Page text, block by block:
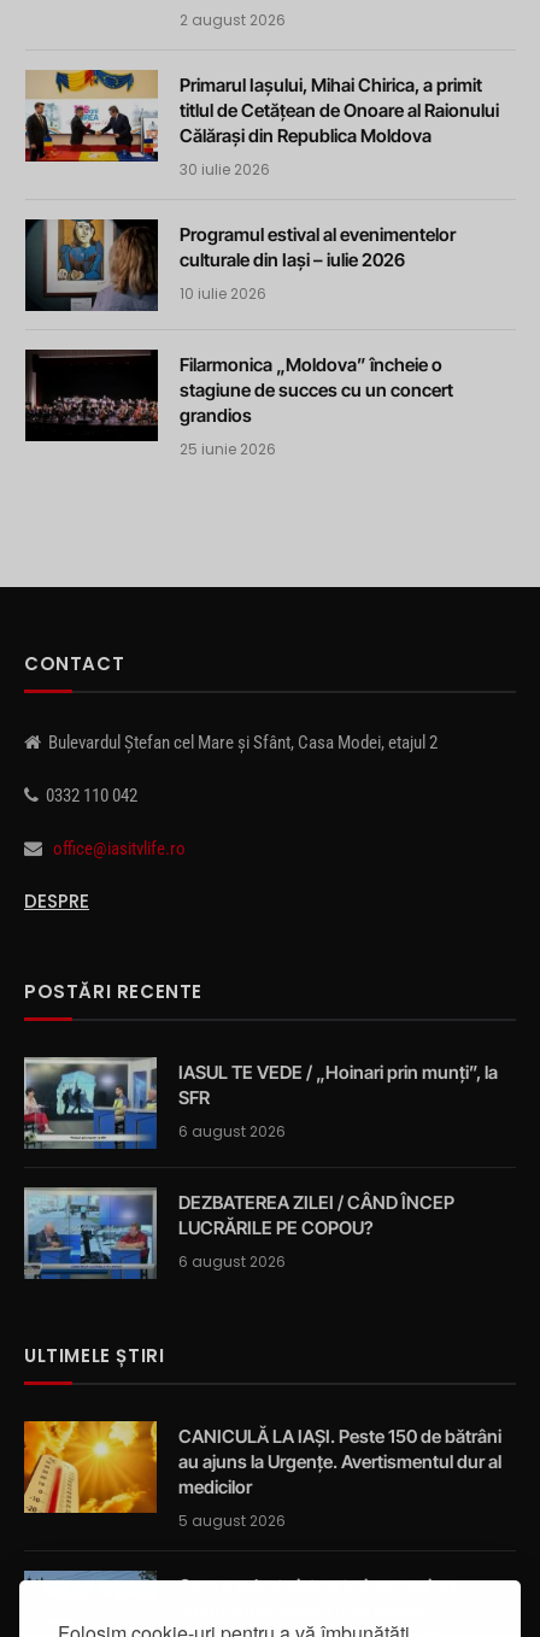
2 august 2026
Primarul Iașului, Mihai Chirica, a primit
titlul de Cetățean de Onoare al Raionului
Călărași din Republica Moldova
30 iulie 2026
Programul estival al evenimentelor
culturale din Iași – iulie 2026
10 iulie 2026
Filarmonica „Moldova” încheie o
stagiune de succes cu un concert
grandios
25 iunie 2026
CONTACT
Bulevardul Ștefan cel Mare și Sfânt, Casa Modei, etajul 2
0332 110 042
office@iasitvlife.ro
DESPRE
POSTĂRI RECENTE
IASUL TE VEDE / „Hoinari prin munți”, la
SFR
6 august 2026
DEZBATEREA ZILEI / CÂND ÎNCEP
LUCRĂRILE PE COPOU?
6 august 2026
ULTIMELE ȘTIRI
CANICULĂ LA IAȘI. Peste 150 de bătrâni
au ajuns la Urgențe. Avertismentul dur al
medicilor
5 august 2026
Cum a salvat viața a trei oameni un